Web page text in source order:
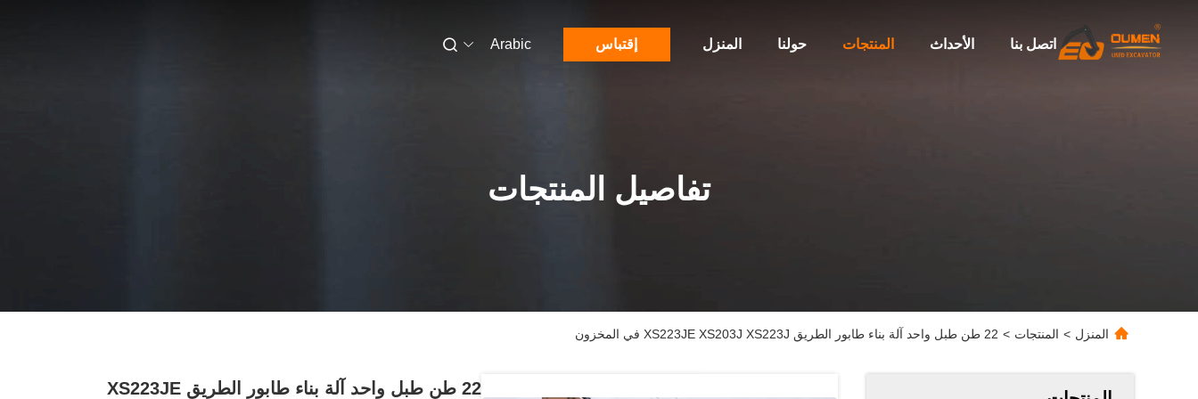
المنزل حولنا المنتجات الأحداث اتصل بنا إقتباس Arabic
تفاصيل المنتجات
المنزل > المنتجات > 22 طن طبل واحد آلة بناء طابور الطريق XS223JE XS203J XS223J في المخزون
22 طن طبل واحد آلة بناء طابور الطريق XS223JE